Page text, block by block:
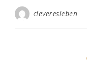
cleveresleben